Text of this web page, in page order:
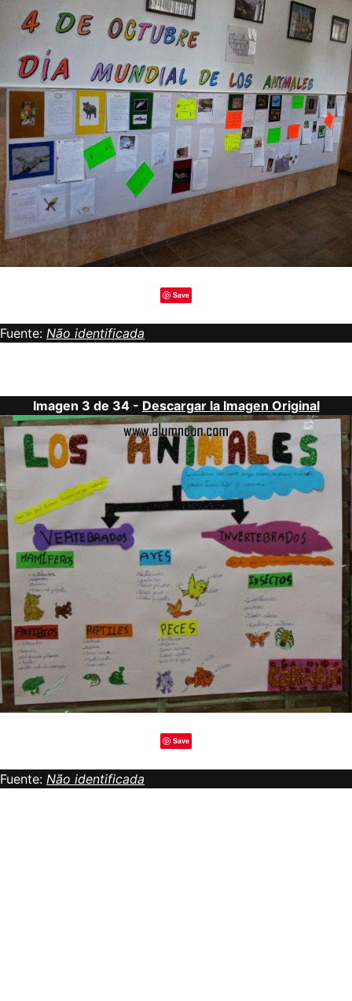
Save
Fuente: Não identificada
Imagen 3 de 34 - Descargar la Imagen Original
Save
Fuente: Não identificada